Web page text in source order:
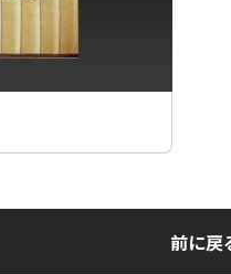
前に戻